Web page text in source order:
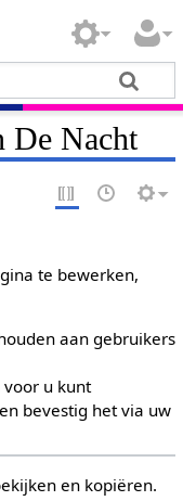
De Nacht
te bewerken,
aan gebruikers
u kunt
bevestig het via uw
en kopiëren.